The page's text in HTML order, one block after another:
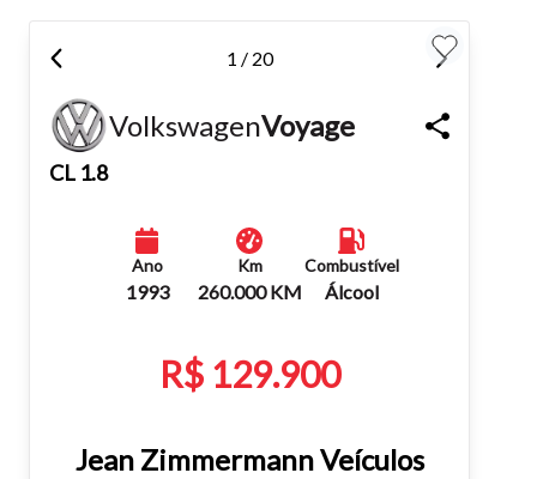
atalhos Ctrl+ (para aumentar) e Ctrl- (para diminuir) no seu
teclado.
Fechar
1 / 20
VolkswagenVoyage
CL 1.8
Ano
1993
Km
260.000 KM
Combustível
Álcool
R$ 129.900
Jean Zimmermann Veículos